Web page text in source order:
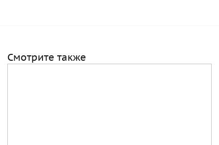
Смотрите также